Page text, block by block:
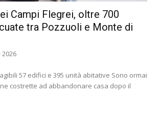
Campi Flegrei, oltre 700
tra Pozzuoli e Monte di
2026
57 edifici e 395 unità abitative Sono ormai
costrette ad abbandonare casa dopo il